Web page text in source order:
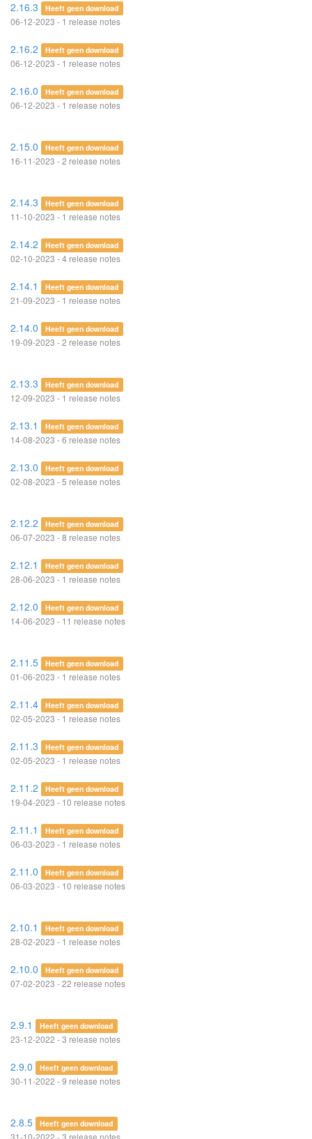
2.16.3 Heeft geen download
06-12-2023 - 1 release notes
2.16.2 Heeft geen download
06-12-2023 - 1 release notes
2.16.0 Heeft geen download
06-12-2023 - 1 release notes
2.15.0 Heeft geen download
16-11-2023 - 2 release notes
2.14.3 Heeft geen download
11-10-2023 - 1 release notes
2.14.2 Heeft geen download
02-10-2023 - 4 release notes
2.14.1 Heeft geen download
21-09-2023 - 1 release notes
2.14.0 Heeft geen download
19-09-2023 - 2 release notes
2.13.3 Heeft geen download
12-09-2023 - 1 release notes
2.13.1 Heeft geen download
14-08-2023 - 6 release notes
2.13.0 Heeft geen download
02-08-2023 - 5 release notes
2.12.2 Heeft geen download
06-07-2023 - 8 release notes
2.12.1 Heeft geen download
28-06-2023 - 1 release notes
2.12.0 Heeft geen download
14-06-2023 - 11 release notes
2.11.5 Heeft geen download
01-06-2023 - 1 release notes
2.11.4 Heeft geen download
02-05-2023 - 1 release notes
2.11.3 Heeft geen download
02-05-2023 - 1 release notes
2.11.2 Heeft geen download
19-04-2023 - 10 release notes
2.11.1 Heeft geen download
06-03-2023 - 1 release notes
2.11.0 Heeft geen download
06-03-2023 - 10 release notes
2.10.1 Heeft geen download
28-02-2023 - 1 release notes
2.10.0 Heeft geen download
07-02-2023 - 22 release notes
2.9.1 Heeft geen download
23-12-2022 - 3 release notes
2.9.0 Heeft geen download
30-11-2022 - 9 release notes
2.8.5 Heeft geen download
31-10-2022 - 3 release notes